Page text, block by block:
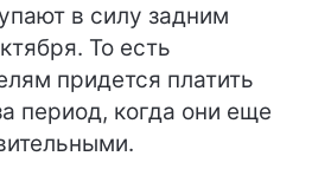
в силу задним
То есть
придется платить
период, когда они еще